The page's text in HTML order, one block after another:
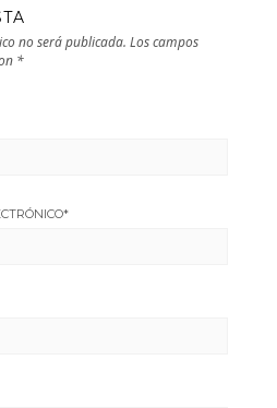
no será publicada. Los campos
*
*